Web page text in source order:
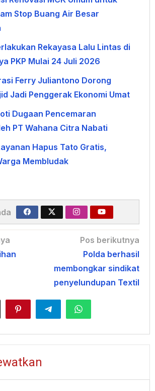
Stop Buang Air Besar
Rekayasa Lalu Lintas di
PKP Mulai 24 Juli 2026
Ferry Juliantono Dorong
Jadi Penggerak Ekonomi Umat
Dugaan Pencemaran
PT Wahana Citra Nabati
Hapus Tato Gratis,
Membludak
Pos berikutnya
Polda berhasil
membongkar sindikat
penyelundupan Textil